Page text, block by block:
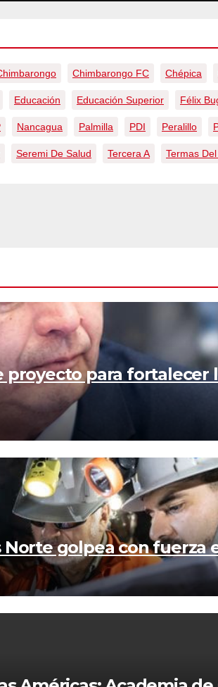
Chimbarongo FC Chépica
Educación Educación Superior Félix
Nancagua Palmilla PDI Peralillo
Seremi De Salud Tercera A Termas
para fortalecer
Norte golpea con